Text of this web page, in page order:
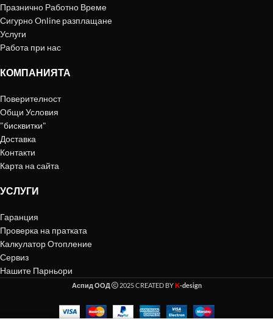
Празнично Работно Време
Сигурно Online разплащане
Услуги
Работа при нас
КОМПАНИЯТА
Поверителност
Общи Условия
"бисквитки"
Доставка
Контакти
Карта на сайта
УСЛУГИ
Гаранция
Проверка на пратката
Калкулатор Отопление
Сервиз
Нашите Парньори
Аспид ООД 2025 CREATED BY K-design